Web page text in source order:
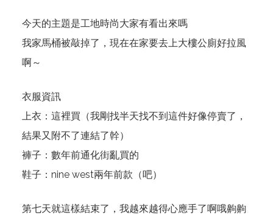
今天的主題是工地時尚大家有看出來嗎
我家馬桶被敲掉了，現在在家要去上大樓公廁好拉風
啊～
衣服資訊
上衣： 這裡買 （我剛找半天找不到這件好像停賣了，
結果又附不了連結了幹）
褲子：數年前通化街亂買的
鞋子：nine west兩年前款（吧）
第七天就這樣結束了，我越來越得心應手了啊哦齁齁